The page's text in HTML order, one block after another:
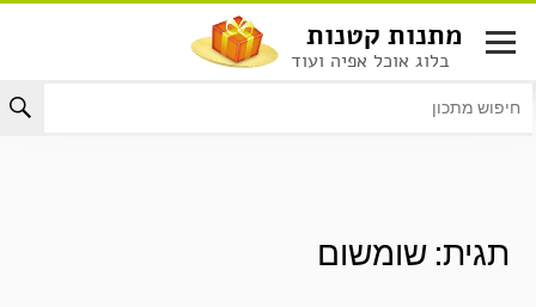
לתוכן
מתנות קטנות
בלוג אוכל אפיה ועוד
תגית:שומשום